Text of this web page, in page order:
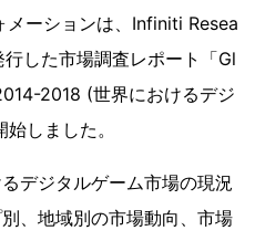
ーションは、Infiniti Resea
した市場調査レポート「Gl
2018 (世界におけるデジ
しました。
デジタルゲーム市場の現況
、地域別の市場動向、市場